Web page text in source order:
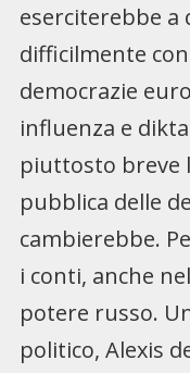
eserciterebbe
difficilmente
democrazie
influenza e
piuttosto breve
pubblica delle
cambierebbe.
i conti, anche
potere russo.
politico, Alexis